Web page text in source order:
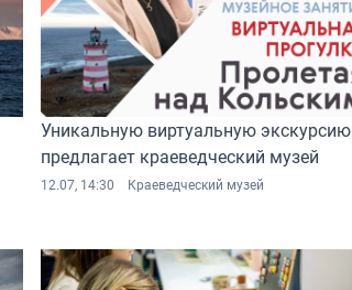
Уникальную виртуальную экскурсию
предлагает краеведческий музей
12.07, 14:30 Краеведческий музей